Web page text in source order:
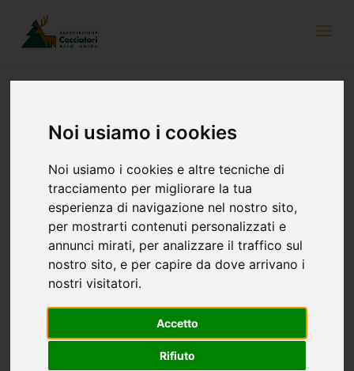
Noi usiamo i cookies
Noi usiamo i cookies e altre tecniche di
tracciamento per migliorare la tua
esperienza di navigazione nel nostro sito,
per mostrarti contenuti personalizzati e
annunci mirati, per analizzare il traffico sul
nostro sito, e per capire da dove arrivano i
nostri visitatori.
Accetto
Rifiuto
Newsletter del 16 luglio 2024